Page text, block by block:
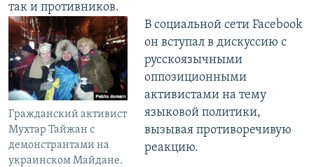
так и противников.
Гражданский активист
Мухтар Тайжан с
демонстрантами на
украинском Майдане.
В социальной сети Facebook
он вступал в дискуссию с
русскоязычными
оппозиционными
активистами на тему
языковой политики,
вызывая противоречивую
реакцию.